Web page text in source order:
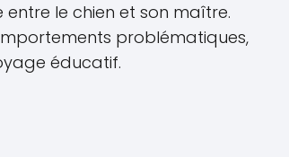
le chien et son maître.
problématiques,
éducatif.